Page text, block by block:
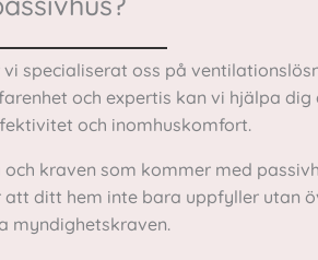
specialiserat oss på
och expertis kan vi hjälpa dig
och inomhuskomfort.
kraven som kommer med
ditt hem inte bara uppfyller utan
myndighetskraven.